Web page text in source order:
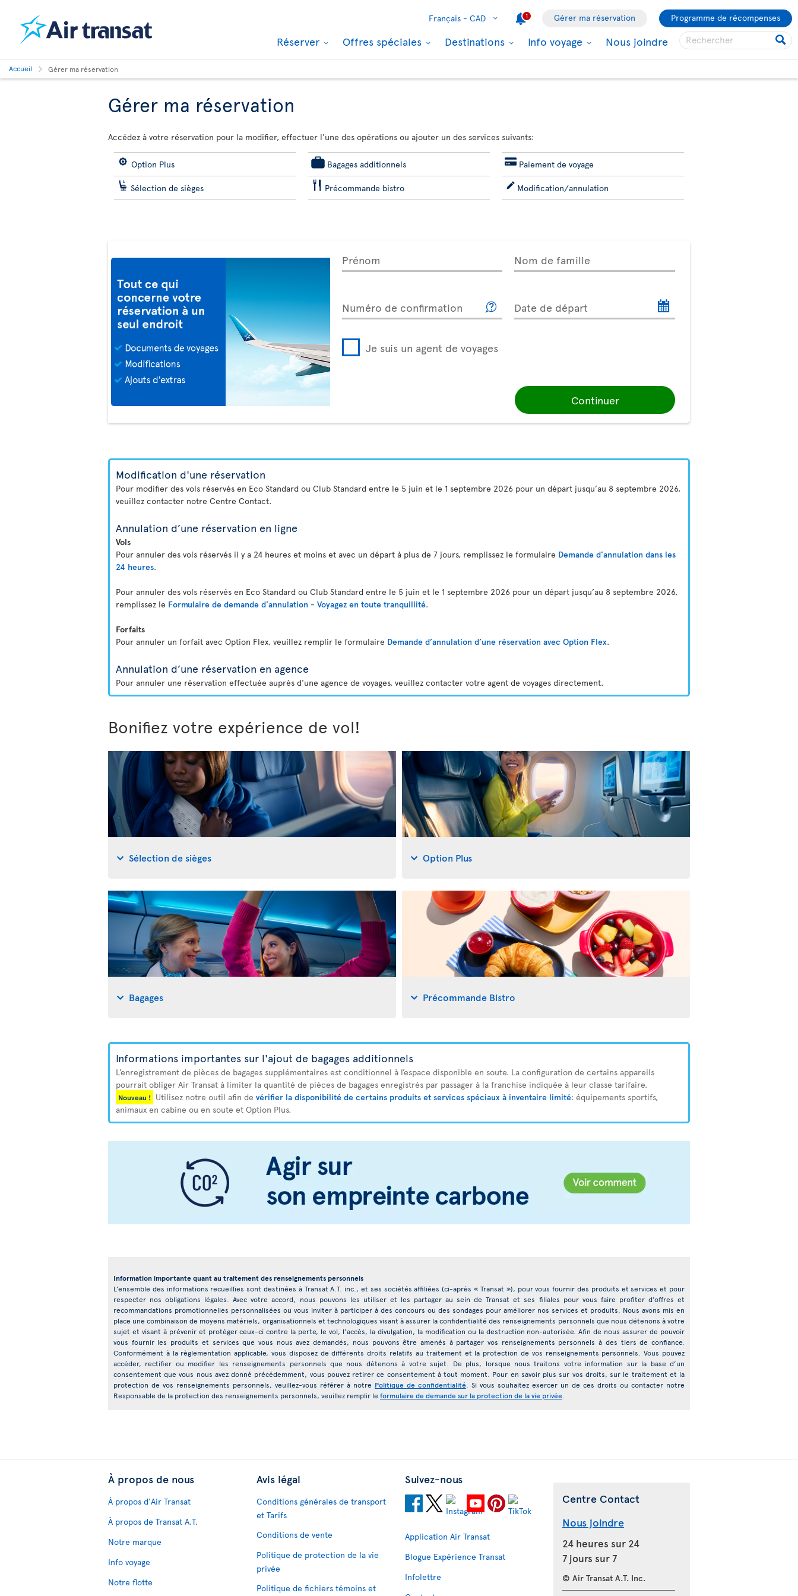
Français - CAD 1 Gérer ma réservation Programme de récompenses
Réserver Offres spéciales Destinations Info voyage Nous joindre
Accueil Gérer ma réservation
Gérer ma réservation
Accédez à votre réservation pour la modifier, effectuer l'une des opérations ou ajouter un des services suivants:
Option Plus Bagages additionnels Paiement de voyage
Sélection de sièges Précommande bistro Modification/annulation
Prénom Nom de famille
Numéro de confirmation Date de départ
Je suis un agent de voyages
Continuer
Modification d'une réservation
Pour modifier des vols réservés en Eco Standard ou Club Standard entre le 5 juin et le 1 septembre 2026 pour un départ jusqu’au 8 septembre 2026,
veuillez contacter notre Centre Contact.
Annulation d’une réservation en ligne
Vols
Pour annuler des vols réservés il y a 24 heures et moins et avec un départ à plus de 7 jours, remplissez le formulaire Demande d’annulation dans les
24 heures.
Pour annuler des vols réservés en Eco Standard ou Club Standard entre le 5 juin et le 1 septembre 2026 pour un départ jusqu’au 8 septembre 2026,
remplissez le Formulaire de demande d’annulation - Voyagez en toute tranquillité.
Forfaits
Pour annuler un forfait avec Option Flex, veuillez remplir le formulaire Demande d’annulation d’une réservation avec Option Flex.
Annulation d’une réservation en agence
Pour annuler une réservation effectuée auprès d'une agence de voyages, veuillez contacter votre agent de voyages directement.
Bonifiez votre expérience de vol!
Sélection de sièges Option Plus
Bagages Précommande Bistro
Informations importantes sur l'ajout de bagages additionnels
L’enregistrement de pièces de bagages supplémentaires est conditionnel à l’espace disponible en soute. La configuration de certains appareils
pourrait obliger Air Transat à limiter la quantité de pièces de bagages enregistrés par passager à la franchise indiquée à leur classe tarifaire.
Nouveau ! Utilisez notre outil afin de vérifier la disponibilité de certains produits et services spéciaux à inventaire limité: équipements sportifs,
animaux en cabine ou en soute et Option Plus.
Information importante quant au traitement des renseignements personnels
L’ensemble des informations recueillies sont destinées à Transat A.T. inc., et ses sociétés affiliées (ci-après « Transat »), pour vous fournir des produits et services et pour
respecter nos obligations légales. Avec votre accord, nous pouvons les utiliser et les partager au sein de Transat et ses filiales pour vous faire profiter d’offres et
recommandations promotionnelles personnalisées ou vous inviter à participer à des concours ou des sondages pour améliorer nos services et produits. Nous avons mis en
place une combinaison de moyens matériels, organisationnels et technologiques visant à assurer la confidentialité des renseignements personnels que nous détenons à votre
sujet et visant à prévenir et protéger ceux-ci contre la perte, le vol, l’accès, la divulgation, la modification ou la destruction non-autorisée. Afin de nous assurer de pouvoir
vous fournir les produits et services que vous nous avez demandés, nous pouvons être amenés à partager vos renseignements personnels à des tiers de confiance.
Conformément à la règlementation applicable, vous disposez de différents droits relatifs au traitement et la protection de vos renseignements personnels. Vous pouvez
accéder, rectifier ou modifier les renseignements personnels que nous détenons à votre sujet. De plus, lorsque nous traitons votre information sur la base d’un
consentement que vous nous avez donné précédemment, vous pouvez retirer ce consentement à tout moment. Pour en savoir plus sur vos droits, sur le traitement et la
protection de vos renseignements personnels, veuillez-vous référer à notre Politique de confidentialité . Si vous souhaitez exercer un de ces droits ou contacter notre
Responsable de la protection des renseignements personnels, veuillez remplir le formulaire de demande sur la protection de la vie privée
À propos de nous
À propos d'Air Transat
À propos de Transat A.T.
Notre marque
Info voyage
Notre flotte
Avis légal
Conditions générales de transport
et Tarifs
Conditions de vente
Politique de protection de la vie
privée
Politique de fichiers témoins et
Suivez-nous
Application Air Transat
Blogue Expérience Transat
Infolettre
Centre Contact
Nous joindre
24 heures sur 24
7 jours sur 7
© Air Transat A.T. Inc.